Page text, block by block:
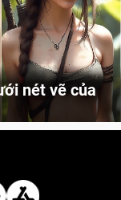
nét vẽ của
Cùng đến với những hình ảnh Lala Croft của Tomb Raider dưới nét vẽ của AI. Một cô nàng xinh đẹp, nóng bỏng nhưng cũng rắn rỏi và mạnh mẽ.